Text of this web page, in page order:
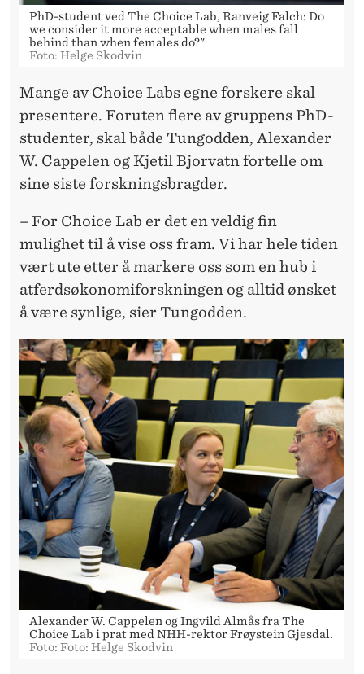
PhD-student ved The Choice Lab, Ranveig Falch: Do
we consider it more acceptable when males fall
behind than when females do?"
Foto: Helge Skodvin
Mange av Choice Labs egne forskere skal
presentere. Foruten flere av gruppens PhD-
studenter, skal både Tungodden, Alexander
W. Cappelen og Kjetil Bjorvatn fortelle om
sine siste forskningsbragder.
– For Choice Lab er det en veldig fin
mulighet til å vise oss fram. Vi har hele tiden
vært ute etter å markere oss som en hub i
atferdsøkonomiforskningen og alltid ønsket
å være synlige, sier Tungodden.
Alexander W. Cappelen og Ingvild Almås fra The
Choice Lab i prat med NHH-rektor Frøystein Gjesdal.
Foto: Foto: Helge Skodvin